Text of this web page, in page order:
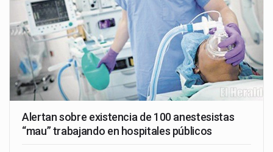
Alertan sobre existencia de 100 anestesistas
“mau” trabajando en hospitales públicos